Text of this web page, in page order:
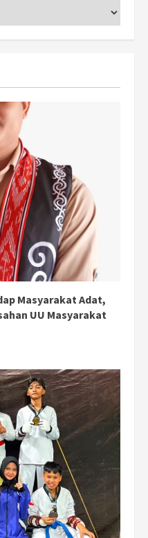
Masyarakat Adat,
UU Masyarakat